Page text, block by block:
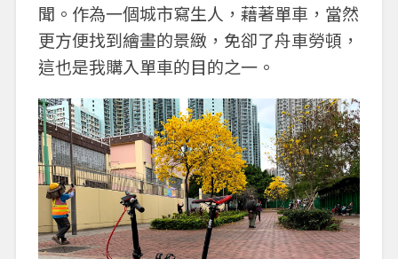
聞。作為一個城市寫生人，藉著單車，當然
更方便找到繪畫的景緻，免卻了舟車勞頓，
這也是我購入單車的目的之一。